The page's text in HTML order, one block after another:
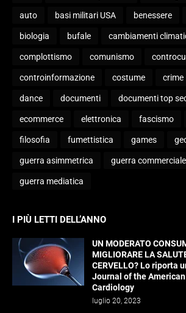
auto basi militari USA benessere
biologia bufale cambiamenti
complottismo comunismo
controinformazione costume crime
dance documenti documenti top
ecommerce elettronica fascismo
filosofia fumettistica games
guerra asimmetrica guerra commerciale
guerra mediatica
I PIÙ LETTI DELL’ANNO
UN MODERATO
MIGLIORARE LA
CERVELLO? Lo riporta
Journal of the
Cardiology
luglio 20, 2023